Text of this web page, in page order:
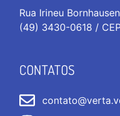
Rua Irineu
(49) 3430-0618 /
CONTATOS